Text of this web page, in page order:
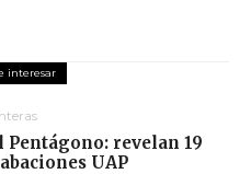
Pentágono: revelan 19
UAP